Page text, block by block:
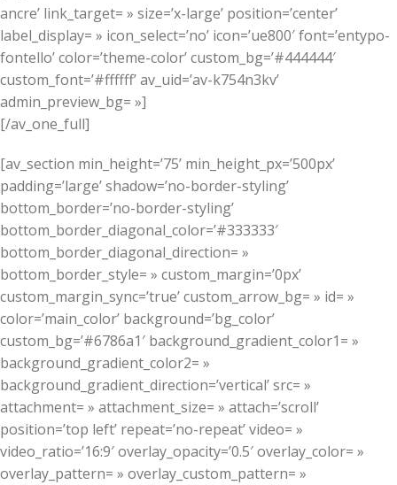
ancre’ link_target= » size=’x-large’ position=’center’
label_display= » icon_select=’no’ icon=’ue800′ font=’entypo-
fontello’ color=’theme-color’ custom_bg=’#444444′
custom_font=’#ffffff’ av_uid=’av-k754n3kv’
admin_preview_bg= »]
[/av_one_full]
[av_section min_height=’75’ min_height_px=’500px’
padding=’large’ shadow=’no-border-styling’
bottom_border=’no-border-styling’
bottom_border_diagonal_color=’#333333′
bottom_border_diagonal_direction= »
bottom_border_style= » custom_margin=’0px’
custom_margin_sync=’true’ custom_arrow_bg= » id= »
color=’main_color’ background=’bg_color’
custom_bg=’#6786a1′ background_gradient_color1= »
background_gradient_color2= »
background_gradient_direction=’vertical’ src= »
attachment= » attachment_size= » attach=’scroll’
position=’top left’ repeat=’no-repeat’ video= »
video_ratio=’16:9′ overlay_opacity=’0.5′ overlay_color= »
overlay_pattern= » overlay_custom_pattern= »